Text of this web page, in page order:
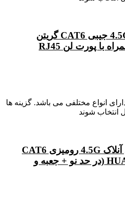
مودم سیم کارتی آنلاک 4.5G جیبی CAT6 گریتن
انواع مختلفی می باشد. گزینه ها
شوند
مودم استوک سیم کارتی آنلاک 4.5G رومیزی CAT6
هوآوی HUAWEI B528s-23a (در حد نو + جعبه و